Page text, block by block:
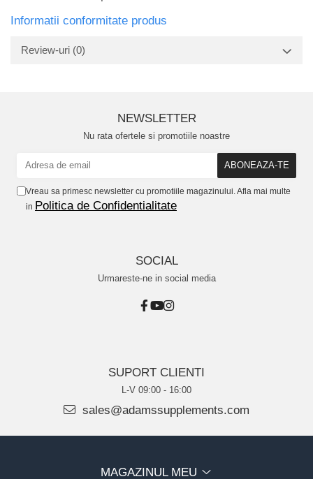
Informatii conformitate produs
Review-uri (0)
NEWSLETTER
Nu rata ofertele si promotiile noastre
Vreau sa primesc newsletter cu promotiile magazinului. Afla mai multe
in Politica de Confidentialitate
SOCIAL
Urmareste-ne in social media
SUPORT CLIENTI
L-V 09:00 - 16:00
sales@adamssupplements.com
MAGAZINUL MEU